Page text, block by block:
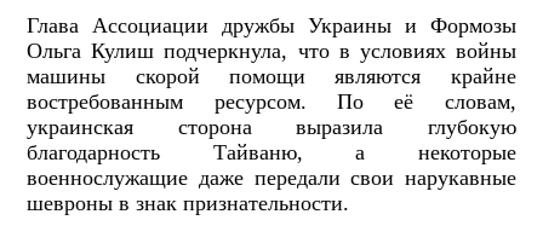
Глава Ассоциации дружбы Украины и Формозы
Ольга Кулиш подчеркнула, что в условиях войны
машины скорой помощи являются крайне
востребованным ресурсом. По её словам,
украинская сторона выразила глубокую
благодарность Тайваню, а некоторые
военнослужащие даже передали свои нарукавные
шевроны в знак признательности.